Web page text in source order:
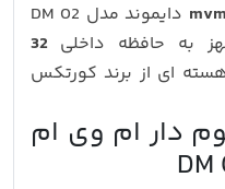
دایموند مدل DM 02
به حافظه داخلی 32
پردازنده نیز 4 هسته ای از برند کورتکس
دار ام وی ام